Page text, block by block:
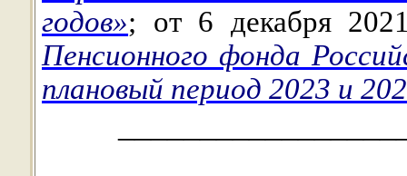
годов»; от 6 декабря
Пенсионного фонда
плановый период 2023 и